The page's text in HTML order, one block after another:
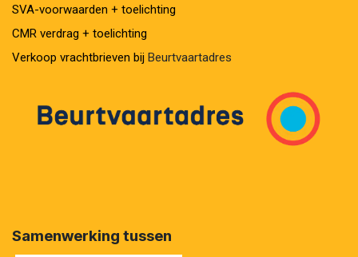
SVA-voorwaarden + toelichting
CMR verdrag + toelichting
Verkoop vrachtbrieven bij Beurtvaartadres
Samenwerking tussen